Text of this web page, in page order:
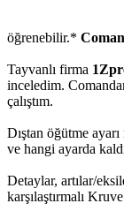
öğrenebilir.*
Tayvanlı firma
inceledim.
çalıştım.
Dıştan öğütme
ve hangi ayarda
Detaylar, artılar/
karşılaştırmalı